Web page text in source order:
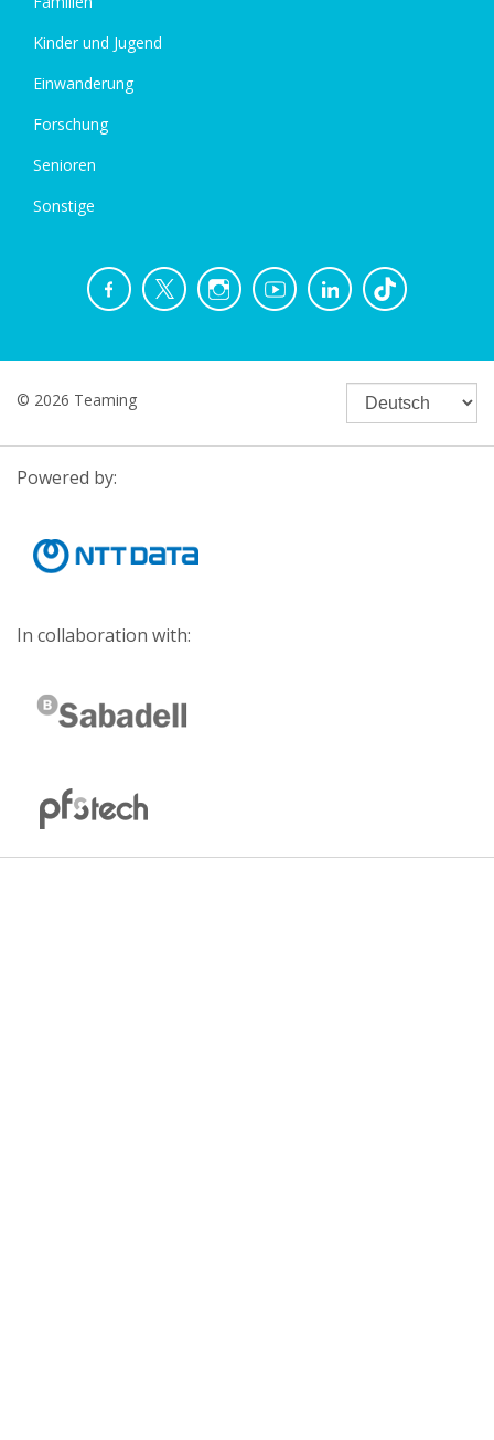
Kinder und Jugend
Einwanderung
Forschung
Senioren
Sonstige
© 2026 Teaming
Powered by:
In collaboration with: